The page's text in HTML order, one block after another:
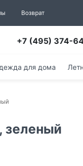
Возврат
+7 (495) 374-
для дома
зеленый